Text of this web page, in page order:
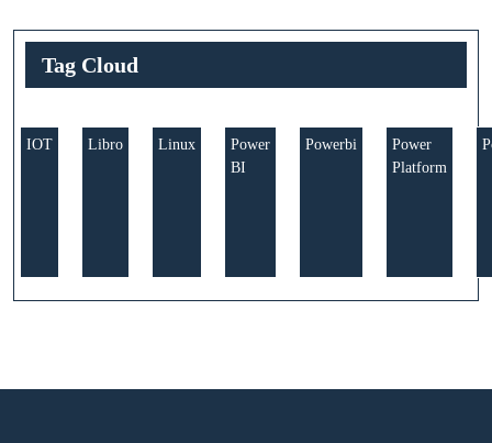
Tag Cloud
IOT Libro Linux
Power
BI
Powerbi
Power
Platform